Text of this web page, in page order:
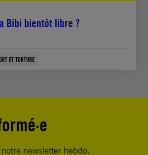
Bibi bientôt libre ?
ET TORTURE
newsletter hebdo.